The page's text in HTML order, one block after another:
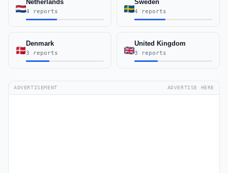
Netherlands
4 reports
Sweden
4 reports
Denmark
3 reports
United Kingdom
3 reports
ADVERTISEMENT ADVERTISE HERE